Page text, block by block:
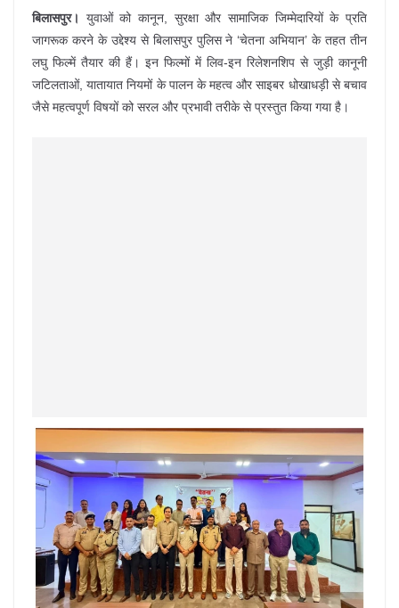
बिलासपुर।
युवाओं को कानून, सुरक्षा और सामाजिक जिम्मेदारियों के प्रति
जागरूक करने के उद्देश्य से बिलासपुर पुलिस ने ‘चेतना अभियान’ के तहत तीन
लघु फिल्में तैयार की हैं। इन फिल्मों में लिव-इन रिलेशनशिप से जुड़ी कानूनी
जटिलताओं, यातायात नियमों के पालन के महत्व और साइबर धोखाधड़ी से बचाव
जैसे महत्वपूर्ण विषयों को सरल और प्रभावी तरीके से प्रस्तुत किया गया है।